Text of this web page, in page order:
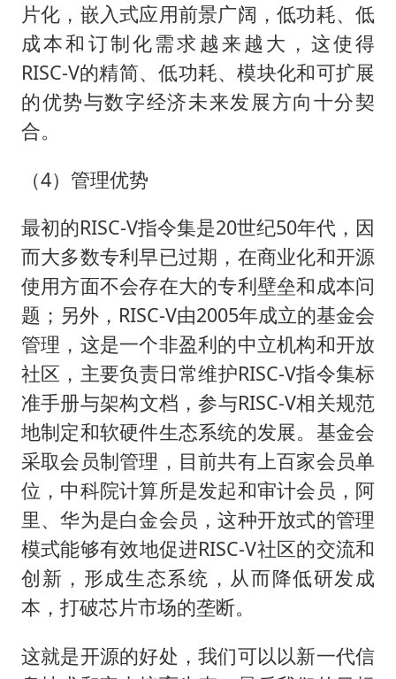
片化，嵌入式应用前景广阔，低功耗、低
成本和订制化需求越来越大，这使得
RISC-V的精简、低功耗、模块化和可扩展
的优势与数字经济未来发展方向十分契
合。
（4）管理优势
最初的RISC-V指令集是20世纪50年代，因
而大多数专利早已过期，在商业化和开源
使用方面不会存在大的专利壁垒和成本问
题；另外，RISC-V由2005年成立的基金会
管理，这是一个非盈利的中立机构和开放
社区，主要负责日常维护RISC-V指令集标
准手册与架构文档，参与RISC-V相关规范
地制定和软硬件生态系统的发展。基金会
采取会员制管理，目前共有上百家会员单
位，中科院计算所是发起和审计会员，阿
里、华为是白金会员，这种开放式的管理
模式能够有效地促进RISC-V社区的交流和
创新，形成生态系统，从而降低研发成
本，打破芯片市场的垄断。
这就是开源的好处，我们可以以新一代信